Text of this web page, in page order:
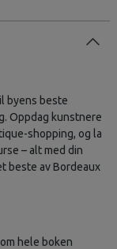
byens beste
Oppdag kunstnere
shopping, og la
– alt med din
beste av Bordeaux
hele boken